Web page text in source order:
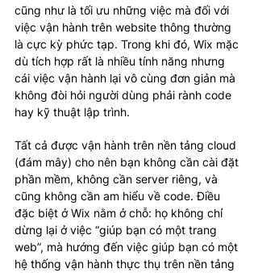
cũng như là tối ưu những việc mà đối với
việc vận hành trên website thông thường
là cực kỳ phức tạp. Trong khi đó, Wix mặc
dù tích hợp rất là nhiều tính năng nhưng
cái việc vận hành lại vô cùng đơn giản mà
không đòi hỏi người dùng phải rành code
hay kỹ thuật lập trình.
Tất cả được vận hành trên nền tảng cloud
(đám mây) cho nên bạn không cần cài đặt
phần mềm, không cần server riêng, và
cũng không cần am hiểu về code. Điều
đặc biệt ở Wix nằm ở chỗ: họ không chỉ
dừng lại ở việc “giúp bạn có một trang
web”, mà hướng đến việc giúp bạn có một
hệ thống vận hành thực thụ trên nền tảng